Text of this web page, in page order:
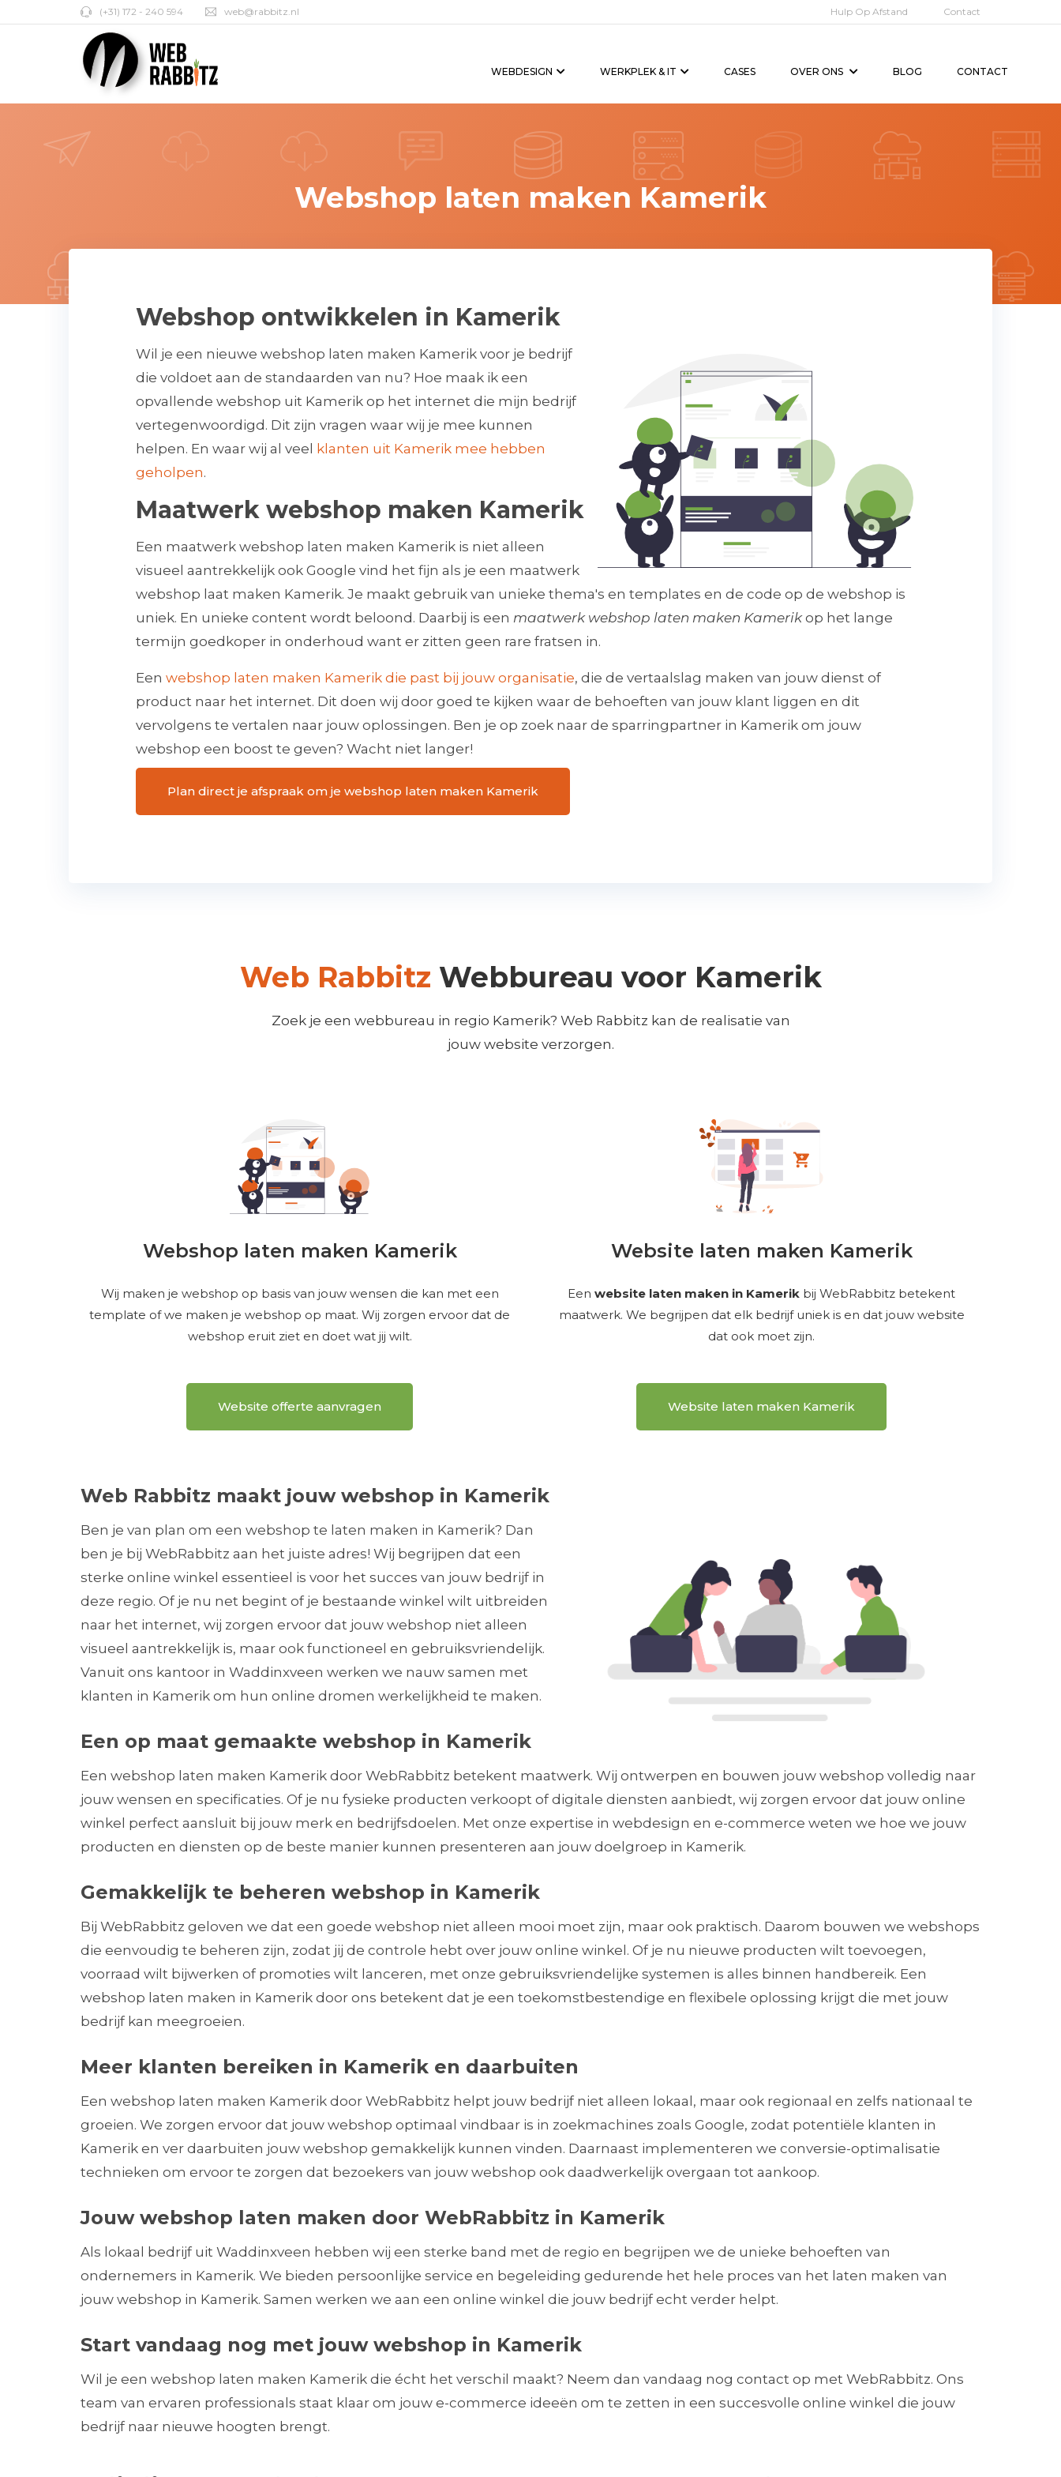
(+31) 172 - 240 594 web@rabbitz.nl Hulp Op Afstand Contact
WEBDESIGN WERKPLEK & IT CASES OVER ONS BLOG CONTACT
Webshop laten maken Kamerik
Webshop ontwikkelen in Kamerik
Wil je een nieuwe webshop laten maken Kamerik voor je bedrijf
die voldoet aan de standaarden van nu? Hoe maak ik een
opvallende webshop uit Kamerik op het internet die mijn bedrijf
vertegenwoordigd. Dit zijn vragen waar wij je mee kunnen
helpen. En waar wij al veel
klanten uit Kamerik mee hebben
geholpen.
Maatwerk webshop maken Kamerik
Een maatwerk webshop laten maken Kamerik is niet alleen
visueel aantrekkelijk ook Google vind het fijn als je een maatwerk
webshop laat maken Kamerik. Je maakt gebruik van unieke thema's en templates en de code op de webshop is
uniek. En unieke content wordt beloond. Daarbij is een maatwerk webshop laten maken Kamerikop het lange
termijn goedkoper in onderhoud want er zitten geen rare fratsen in.
Een webshop laten maken Kamerik die past bij jouw organisatie, die de vertaalslag maken van jouw dienst of
product naar het internet. Dit doen wij door goed te kijken waar de behoeften van jouw klant liggen en dit
vervolgens te vertalen naar jouw oplossingen. Ben je op zoek naar de sparringpartner in Kamerik om jouw
webshop een boost te geven? Wacht niet langer!
Plan direct je afspraak om je webshop laten maken Kamerik
Web Rabbitz Webbureau voor Kamerik
Zoek je een webbureau in regio Kamerik? Web Rabbitz kan de realisatie van
jouw website verzorgen.
Webshop laten maken Kamerik
Wij maken je webshop op basis van jouw wensen die kan met een
template of we maken je webshop op maat. Wij zorgen ervoor dat de
webshop eruit ziet en doet wat jij wilt.
Website offerte aanvragen
Website laten maken Kamerik
Een website laten maken in Kamerik bij WebRabbitz betekent
maatwerk. We begrijpen dat elk bedrijf uniek is en dat jouw website
dat ook moet zijn.
Website laten maken Kamerik
Web Rabbitz maakt jouw webshop in Kamerik
Ben je van plan om een webshop te laten maken in Kamerik? Dan
ben je bij WebRabbitz aan het juiste adres! Wij begrijpen dat een
sterke online winkel essentieel is voor het succes van jouw bedrijf in
deze regio. Of je nu net begint of je bestaande winkel wilt uitbreiden
naar het internet, wij zorgen ervoor dat jouw webshop niet alleen
visueel aantrekkelijk is, maar ook functioneel en gebruiksvriendelijk.
Vanuit ons kantoor in Waddinxveen werken we nauw samen met
klanten in Kamerik om hun online dromen werkelijkheid te maken.
Een op maat gemaakte webshop in Kamerik
Een webshop laten maken Kamerik door WebRabbitz betekent maatwerk. Wij ontwerpen en bouwen jouw webshop volledig naar
jouw wensen en specificaties. Of je nu fysieke producten verkoopt of digitale diensten aanbiedt, wij zorgen ervoor dat jouw online
winkel perfect aansluit bij jouw merk en bedrijfsdoelen. Met onze expertise in webdesign en e-commerce weten we hoe we jouw
producten en diensten op de beste manier kunnen presenteren aan jouw doelgroep in Kamerik.
Gemakkelijk te beheren webshop in Kamerik
Bij WebRabbitz geloven we dat een goede webshop niet alleen mooi moet zijn, maar ook praktisch. Daarom bouwen we webshops
die eenvoudig te beheren zijn, zodat jij de controle hebt over jouw online winkel. Of je nu nieuwe producten wilt toevoegen,
voorraad wilt bijwerken of promoties wilt lanceren, met onze gebruiksvriendelijke systemen is alles binnen handbereik. Een
webshop laten maken in Kamerik door ons betekent dat je een toekomstbestendige en flexibele oplossing krijgt die met jouw
bedrijf kan meegroeien.
Meer klanten bereiken in Kamerik en daarbuiten
Een webshop laten maken Kamerik door WebRabbitz helpt jouw bedrijf niet alleen lokaal, maar ook regionaal en zelfs nationaal te
groeien. We zorgen ervoor dat jouw webshop optimaal vindbaar is in zoekmachines zoals Google, zodat potentiële klanten in
Kamerik en ver daarbuiten jouw webshop gemakkelijk kunnen vinden. Daarnaast implementeren we conversie-optimalisatie
technieken om ervoor te zorgen dat bezoekers van jouw webshop ook daadwerkelijk overgaan tot aankoop.
Jouw webshop laten maken door WebRabbitz in Kamerik
Als lokaal bedrijf uit Waddinxveen hebben wij een sterke band met de regio en begrijpen we de unieke behoeften van
ondernemers in Kamerik. We bieden persoonlijke service en begeleiding gedurende het hele proces van het laten maken van
jouw webshop in Kamerik. Samen werken we aan een online winkel die jouw bedrijf echt verder helpt.
Start vandaag nog met jouw webshop in Kamerik
Wil je een webshop laten maken Kamerik die écht het verschil maakt? Neem dan vandaag nog contact op met WebRabbitz. Ons
team van ervaren professionals staat klaar om jouw e-commerce ideeën om te zetten in een succesvolle online winkel die jouw
bedrijf naar nieuwe hoogten brengt.